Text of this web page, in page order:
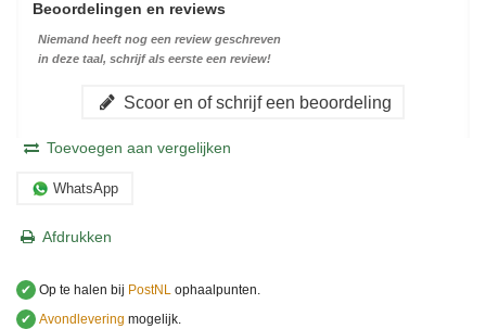
Beoordelingen en reviews
Niemand heeft nog een review geschreven
in deze taal, schrijf als eerste een review!
Scoor en of schrijf een beoordeling
Toevoegen aan vergelijken
WhatsApp
Afdrukken
✔ Op te halen bij PostNL ophaalpunten.
✔ Avondlevering mogelijk.